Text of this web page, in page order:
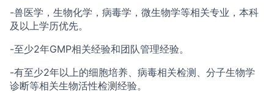
-兽医学，生物化学，病毒学，微生物学等相关专业，本科
及以上学历优先。
-至少2年GMP相关经验和团队管理经验。
-有至少2年以上的细胞培养、病毒相关检测、分子生物学
诊断等相关生物活性检测经验。